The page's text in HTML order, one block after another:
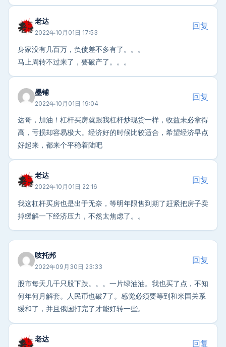
老达
2022年10月01日 17:53
回复
身家没有几百万，负债差不多有了。。。
马上周转不过来了，要破产了。。。
墨铺
2022年10月01日 19:04
回复
达哥，加油！杠杆买房就跟我杠杆炒现货一样，收益未必拿得
高，亏损却容易极大。经济好的时候比较适合，希望经济早点
好起来，都来个平稳着陆吧
老达
2022年10月01日 22:16
回复
我这杠杆买房也是出于无奈，等明年限售到期了赶紧把房子卖
掉缓解一下经济压力，不然太焦虑了。。
吱托邦
2022年09月30日 23:33
回复
股市每天几千只股下跌。。。一片绿油油。我也买了点，不知
何年何月解套。人民币也破7了。感觉必须要等到和米国关系
缓和了，并且俄国打完了才能好转一些。
老达 回复